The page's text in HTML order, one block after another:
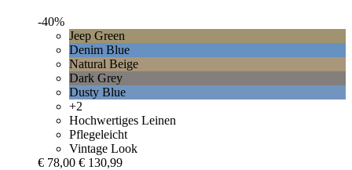
-40%
Jeep Green
Denim Blue
Natural Beige
Dark Grey
Dusty Blue
+2
Hochwertiges Leinen
Pflegeleicht
Vintage Look
€ 78,00 € 130,99